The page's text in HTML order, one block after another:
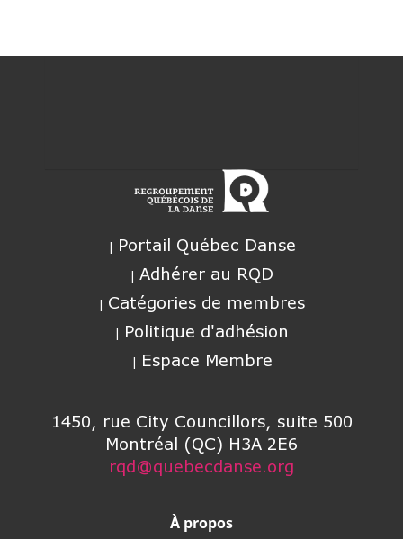
Portail Québec Danse
Adhérer au RQD
Catégories de membres
Politique d'adhésion
Espace Membre
1450, rue City Councillors, suite 500
Montréal (QC) H3A 2E6
rqd@quebecdanse.org
À propos